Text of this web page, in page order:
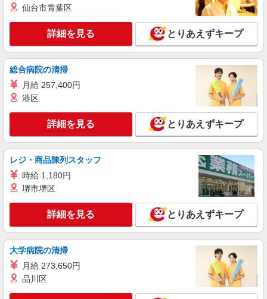
キープ 詳細を見る
アルバイト パート
株式会社HITOWA フードサービスカンパニー
福祉施設での調理補助【アルバイト・パート】
変動します。 ※AP評価制度：あり 年1回の評価
により時給を見直します。 ※アルバイト賞与（寸
志）：あり 年2回。勤続年数により金額UP。
レビー八千代 （千葉県八千代市大和田新田
408-12）
キープ 詳細を見る
正社員
株式会社HITOWA フードサービスカンパニー
福祉施設での調理師（チーフ候補）【正社員】
月給25万円〜30万円 ※給与は経験や前職給与
に応じて決定します。 賞与年2回
レビー八千代 （千葉県八千代市大和田新田
詳細を見る
仙台市青葉区
詳細を見る とりあえずキープ
総合病院の清掃
月給 257,400円
港区
詳細を見る とりあえずキープ
レジ・商品陳列スタッフ
時給 1,180円
堺市堺区
詳細を見る とりあえずキープ
大学病院の清掃
月給 273,650円
品川区